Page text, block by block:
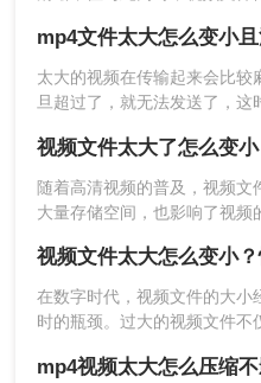
在线视频压缩工具具有操
细介绍几种实用的压缩方法。
太大的视频在传输起来会比较
旦超过了，就无法发送了，这
频压缩了就变糊了，这是大家
视频压缩很重要，下面就给大
件。
随着高清视频的普及，视频文
大量存储空间，也影响了视频
质。那么视频文件太大了怎么
用的视频压缩方法，帮助你
较好的画质。
在数字时代，视频文件的大小
时的瓶颈。过大的视频文件不
问题，本文将介绍三种将视频